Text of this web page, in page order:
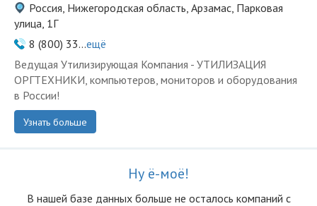
Россия, Нижегородская область, Арзамас, Парковая
улица, 1Г
8 (800) 33...ещё
Ведущая Утилизирующая Компания - УТИЛИЗАЦИЯ
ОРГТЕХНИКИ, компьютеров, мониторов и оборудования
в России!
Узнать больше
Ну ё-моё!
В нашей базе данных больше не осталоcь компаний с